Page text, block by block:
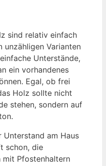
sind relativ einfach
unzähligen Varianten
Unterstände,
ein vorhandenes
Egal, ob frei
Holz sollte nicht
stehen, sondern auf
Unterstand am Haus
schon, die
mit Pfostenhaltern